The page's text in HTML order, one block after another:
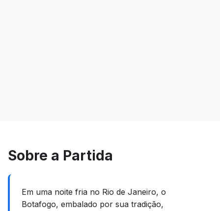
Sobre a Partida
Em uma noite fria no Rio de Janeiro, o
Botafogo, embalado por sua tradição,